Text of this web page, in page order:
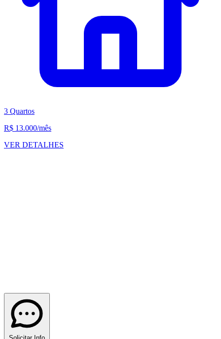
3 Quartos
R$ 13.000/mês
VER DETALHES